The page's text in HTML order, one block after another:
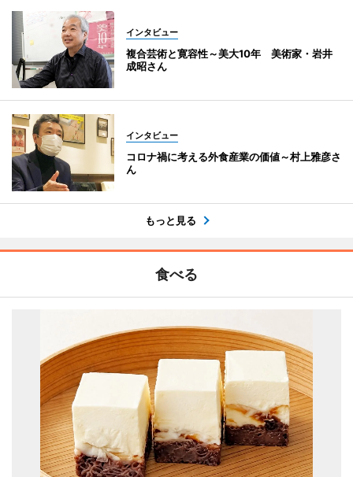
インタビュー
複合芸術と寛容性～美大10年 美術家・岩井
成昭さん
インタビュー
コロナ禍に考える外食産業の価値～村上雅彦さ
ん
もっと見る
食べる